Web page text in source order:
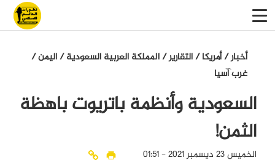
أخبار/أمريكا/التقاریر/المملكة العربية السعودية/اليمن/
غرب آسيا
السعودية وأنظمة باتريوت باهظة
الثمن!
الخميس 23 ديسمبر 2021 - 01:51